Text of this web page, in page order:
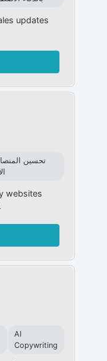
updates
تحسين
websites
AI
Copywriting